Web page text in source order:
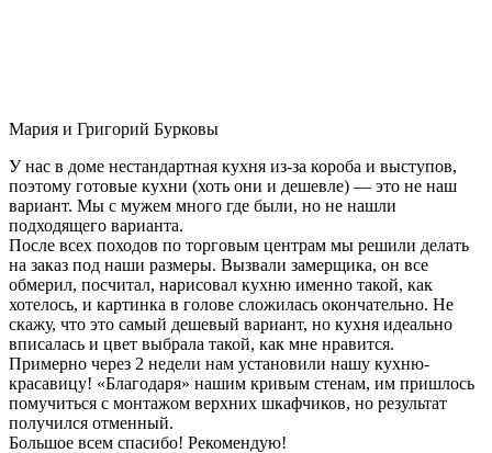
Мария и Григорий Бурковы
У нас в доме нестандартная кухня из-за короба и выступов,
поэтому готовые кухни (хоть они и дешевле) — это не наш
вариант. Мы с мужем много где были, но не нашли
подходящего варианта.
После всех походов по торговым центрам мы решили делать
на заказ под наши размеры. Вызвали замерщика, он все
обмерил, посчитал, нарисовал кухню именно такой, как
хотелось, и картинка в голове сложилась окончательно. Не
скажу, что это самый дешевый вариант, но кухня идеально
вписалась и цвет выбрала такой, как мне нравится.
Примерно через 2 недели нам установили нашу кухню-
красавицу! «Благодаря» нашим кривым стенам, им пришлось
помучиться с монтажом верхних шкафчиков, но результат
получился отменный.
Большое всем спасибо! Рекомендую!